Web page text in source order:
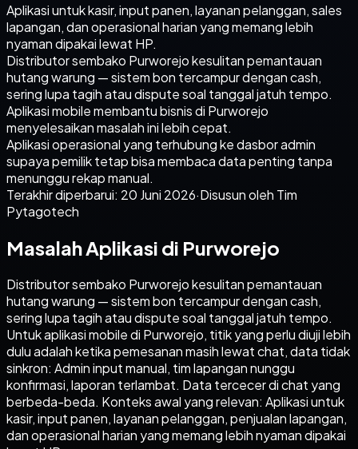
Aplikasi untuk kasir, input panen, layanan pelanggan, sales
lapangan, dan operasional harian yang memang lebih
nyaman dipakai lewat HP.
Distributor sembako Purworejo kesulitan pemantauan
hutang warung — sistem bon tercampur dengan cash,
sering lupa tagih atau dispute soal tanggal jatuh tempo.
Aplikasi mobile membantu bisnis di Purworejo
menyelesaikan masalah ini lebih cepat.
Aplikasi operasional yang terhubung ke dasbor admin
supaya pemilik tetap bisa membaca data penting tanpa
menunggu rekap manual.
Terakhir diperbarui: 20 Juni 2026·Disusun oleh Tim
Pytagotech
Masalah Aplikasi di Purworejo
Distributor sembako Purworejo kesulitan pemantauan
hutang warung — sistem bon tercampur dengan cash,
sering lupa tagih atau dispute soal tanggal jatuh tempo.
Untuk aplikasi mobile di Purworejo, titik yang perlu diuji lebih
dulu adalah ketika pemesanan masih lewat chat, data tidak
sinkron: Admin input manual, tim lapangan nunggu
konfirmasi, laporan terlambat. Data tercecer di chat yang
berbeda-beda. Konteks awal yang relevan: Aplikasi untuk
kasir, input panen, layanan pelanggan, penjualan lapangan,
dan operasional harian yang memang lebih nyaman dipakai